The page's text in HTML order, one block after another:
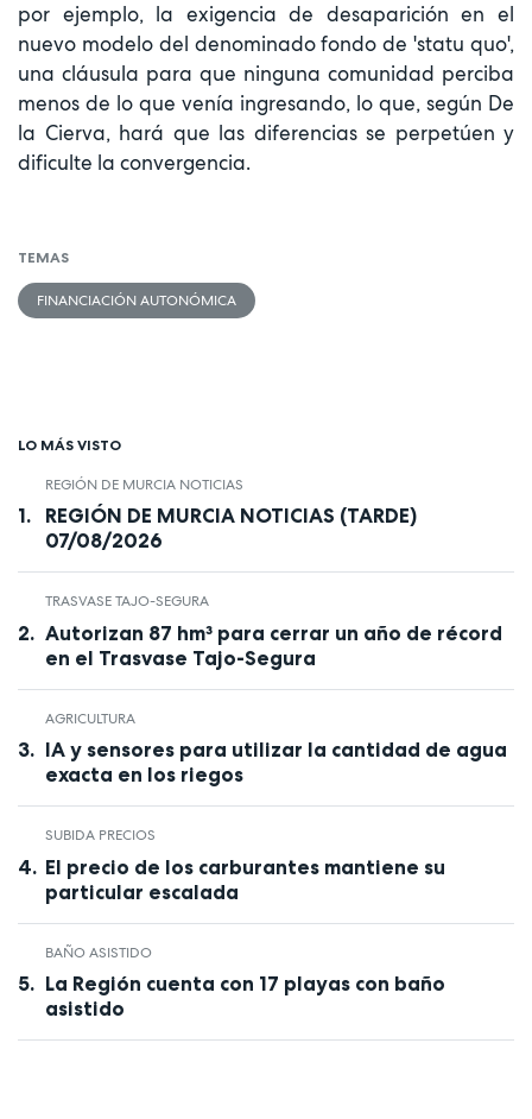
por ejemplo, la exigencia de desaparición en el
nuevo modelo del denominado fondo de 'statu quo',
una cláusula para que ninguna comunidad perciba
menos de lo que venía ingresando, lo que, según De
la Cierva, hará que las diferencias se perpetúen y
dificulte la convergencia.
TEMAS
FINANCIACIÓN AUTONÓMICA
LO MÁS VISTO
REGIÓN DE MURCIA NOTICIAS
REGIÓN DE MURCIA NOTICIAS (TARDE)
07/08/2026
TRASVASE TAJO-SEGURA
Autorizan 87 hm³ para cerrar un año de récord
en el Trasvase Tajo-Segura
AGRICULTURA
IA y sensores para utilizar la cantidad de agua
exacta en los riegos
SUBIDA PRECIOS
El precio de los carburantes mantiene su
particular escalada
BAÑO ASISTIDO
La Región cuenta con 17 playas con baño
asistido